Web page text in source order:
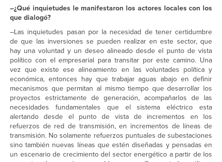
–¿Qué inquietudes le manifestaron los actores locales con los
que dialogó?
–Las inquietudes pasan por la necesidad de tener certidumbre
de que las inversiones se pueden realizar en este sector, que
hay una voluntad y un deseo alineado desde el punto de vista
político con el empresarial para transitar por este camino. Una
vez que existe ese alineamiento en las voluntades política y
económica, entonces hay que trabajar aguas abajo en definir
mecanismos que permitan al mismo tiempo que desarrollar los
proyectos estrictamente de generación, acompañarlos de las
necesidades fundamentales que el sistema eléctrico esta
alertando desde el punto de vista de incrementos en los
refuerzos de red de transmisión, en incrementos de líneas de
transmisión. No solamente refuerzos puntuales de subestaciones
sino también nuevas líneas que estén diseñadas y pensadas en
un escenario de crecimiento del sector energético a partir de los